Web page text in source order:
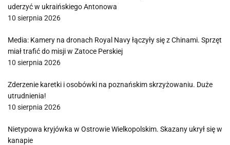
uderzyć w ukraińskiego Antonowa
10 sierpnia 2026
Media: Kamery na dronach Royal Navy łączyły się z Chinami. Sprzęt
miał trafić do misji w Zatoce Perskiej
10 sierpnia 2026
Zderzenie karetki i osobówki na poznańskim skrzyżowaniu. Duże
utrudnienia!
10 sierpnia 2026
Nietypowa kryjówka w Ostrowie Wielkopolskim. Skazany ukrył się w
kanapie